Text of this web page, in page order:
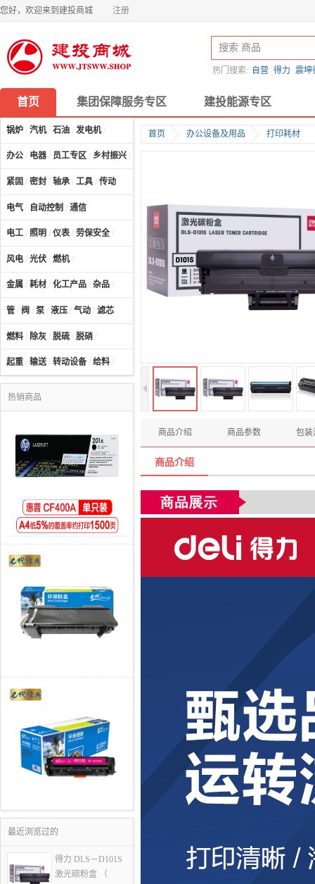
您好，欢迎来到建投商城 注册
热门搜索: 自营 得力 震坤
首页 集团保障服务专区 建投能源专区
锅炉 / 汽机/ 石油 / 发电机/
办公 / 电器 / 员工专区 / 乡村振兴 /
紧固 / 密封 / 轴承 / 工具 / 传动
电气 / 自动控制 / 通信
电工 / 照明 / 仪表 / 劳保安全 /
风电 / 光伏 / 燃机/
金属 / 耗材 / 化工产品 / 杂品 /
管 / 阀 / 泵 / 液压 / 气动 / 滤芯
燃料 / 除灰 / 脱硫 / 脱硝 /
起重 / 输送/ 转动设备 / 给料 /
热销商品
最近浏览过的
得力 DLS－D101S
激光碳粉盒 （
首页 办公设备及用品 打印耗材
商品介绍 商品参数 包装
商品介绍